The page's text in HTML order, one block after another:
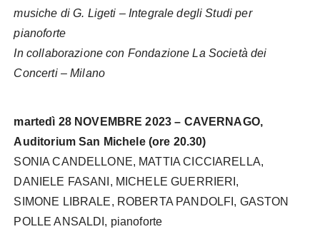
musiche di G. Ligeti – Integrale degli Studi per
pianoforte
In collaborazione con Fondazione La Società dei
Concerti – Milano
martedì 28 NOVEMBRE 2023 – CAVERNAGO,
Auditorium San Michele (ore 20.30)
SONIA CANDELLONE, MATTIA CICCIARELLA,
DANIELE FASANI, MICHELE GUERRIERI,
SIMONE LIBRALE, ROBERTA PANDOLFI, GASTON
POLLE ANSALDI, pianoforte